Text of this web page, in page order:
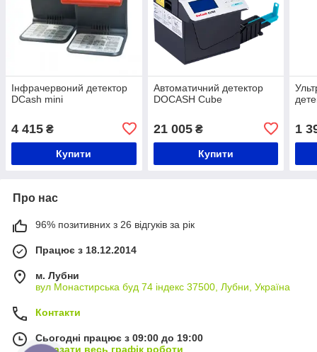
Інфрачервоний детектор
DCash mini
4 415 ₴
Купити
Автоматичний детектор
DOCASH Cube
21 005₴
Купити
1
Про нас
96% позитивних з 26 відгуків за рік
Працює з 18.12.2014
м. Лубни
вул Монастирська буд 74 індекс 37500, Лубни, Україна
Контакти
Сьогодні працює з 09:00 до 19:00
Показати весь графік роботи